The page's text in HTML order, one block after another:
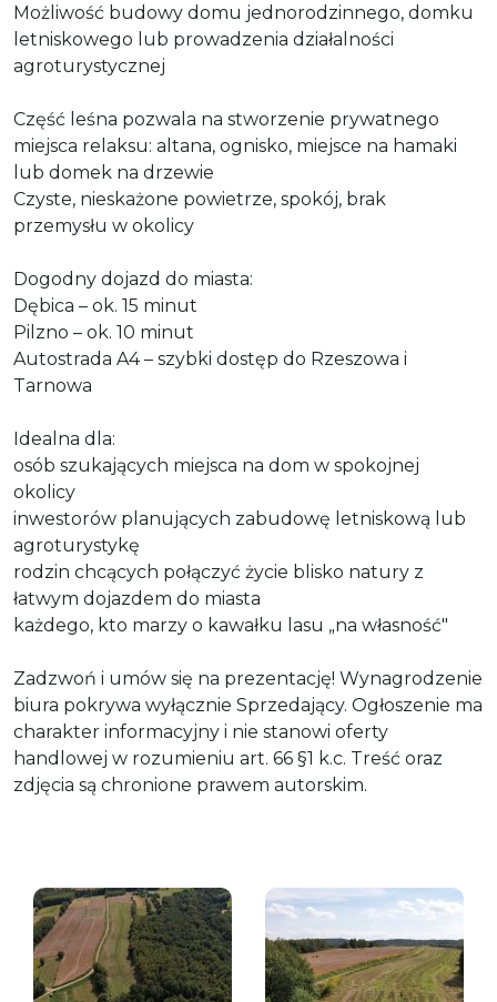
Możliwość budowy domu jednorodzinnego, domku
letniskowego lub prowadzenia działalności
agroturystycznej
Część leśna pozwala na stworzenie prywatnego
miejsca relaksu: altana, ognisko, miejsce na hamaki
lub domek na drzewie
Czyste, nieskażone powietrze, spokój, brak
przemysłu w okolicy
Dogodny dojazd do miasta:
Dębica – ok. 15 minut
Pilzno – ok. 10 minut
Autostrada A4 – szybki dostęp do Rzeszowa i
Tarnowa
Idealna dla:
osób szukających miejsca na dom w spokojnej
okolicy
inwestorów planujących zabudowę letniskową lub
agroturystykę
rodzin chcących połączyć życie blisko natury z
łatwym dojazdem do miasta
każdego, kto marzy o kawałku lasu „na własność"
Zadzwoń i umów się na prezentację! Wynagrodzenie
biura pokrywa wyłącznie Sprzedający. Ogłoszenie ma
charakter informacyjny i nie stanowi oferty
handlowej w rozumieniu art. 66 §1 k.c. Treść oraz
zdjęcia są chronione prawem autorskim.